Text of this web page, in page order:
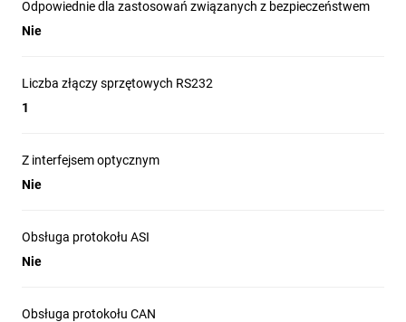
Odpowiednie dla zastosowań związanych z bezpieczeństwem
Nie
Liczba złączy sprzętowych RS232
1
Z interfejsem optycznym
Nie
Obsługa protokołu ASI
Nie
Obsługa protokołu CAN